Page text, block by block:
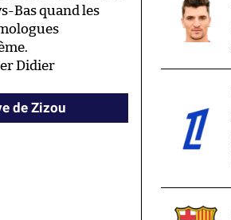
Bas quand les
Didier
de Zizou